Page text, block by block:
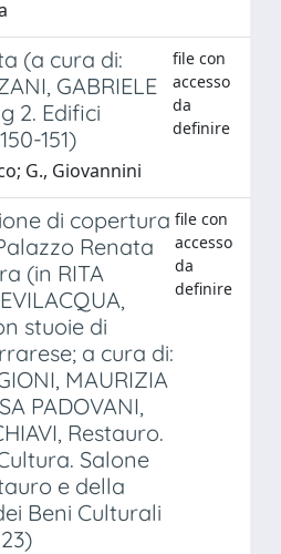
(a cura di:
GABRIELE
2. Edifici
151)
file con
accesso
da
definire
G., Giovannini
di copertura
Renata
(in RITA
stuoie di
a cura di:
MAURIZIA
PADOVANI,
Restauro.
Salone
e della
Beni Culturali
file con
accesso
da
definire